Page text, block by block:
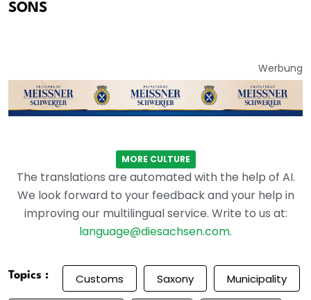
SONS
Werbung
MORE CULTURE
The translations are automated with the help of AI.
We look forward to your feedback and your help in
improving our multilingual service. Write to us at:
language@diesachsen.com.
Topics : Customs Saxony Municipality